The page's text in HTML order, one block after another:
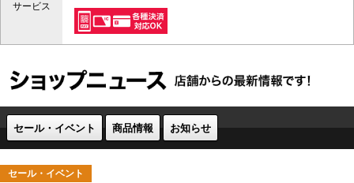
サービス
セール・イベント 商品情報 お知らせ
セール・イベント